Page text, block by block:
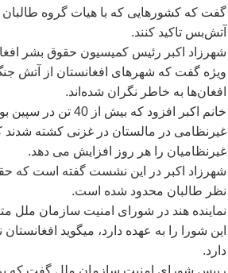
گفت که کشورهایی که با هیات گروه طالبان
آتشبس تاکید کنند.
شهرزاد اکبر رئیس کمیسیون حقوق بشر
ویژه گفت که شهرهای افغانستان از آتش
افغانها به خاطر نگران شده اند.
غیرنظامی در مالستان در غزنی کشته شدند
غیرنظامیان را هر روز افزایش می دهد.
شهرزاد اکبر در این نشست گفته است که
نظر طالبان محدود شده است.
نماینده هند در شورای امنیت سازمان ملل
این شورا را به عهده دارد، میگوید
دارد.
رییس شورای امنیت سازمان ملل گفت که